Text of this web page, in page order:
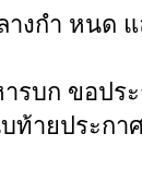
งกำ หนด
รบก ขอปร
ท้ายประกา